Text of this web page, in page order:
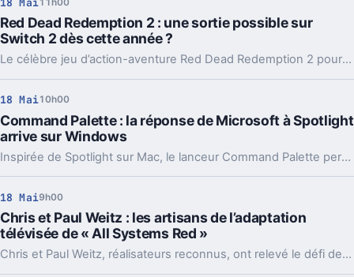
Red Dead Redemption 2 : une sortie possible sur
Switch 2 dès cette année ?
Le célèbre jeu d’action-aventure Red Dead Redemption 2 pourrait bientôt rejoindre le catalogue de la prochaine console Nintendo, attendue cette année. Les rumeurs évoquent une adaptation sur Switch 2, suscitant l’impatience chez les fans.
18 Mai10h00
Command Palette : la réponse de Microsoft à Spotlight
arrive sur Windows
Inspirée de Spotlight sur Mac, le lanceur Command Palette permet de rechercher, lancer et automatiser en un instant.
18 Mai9h00
Chris et Paul Weitz : les artisans de l’adaptation
télévisée de « All Systems Red »
Chris et Paul Weitz, réalisateurs reconnus, ont relevé le défi de transposer All Systems Red, le roman de Martha Wells salué par la critique, en série télévisée. Leur adaptation donne vie à l’univers complexe de Murderbot sur petit écran.